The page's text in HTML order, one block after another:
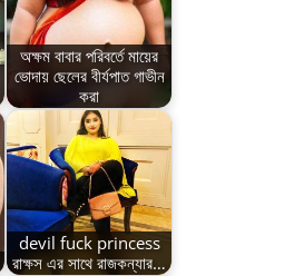
অক্ষম বাবার পরিবর্তে মায়ের
ভোদায় ছেলের বীর্যপাত গাভীন
করা
devil fuck princess
রাক্ষস এর সাথে রাজকন্যার…